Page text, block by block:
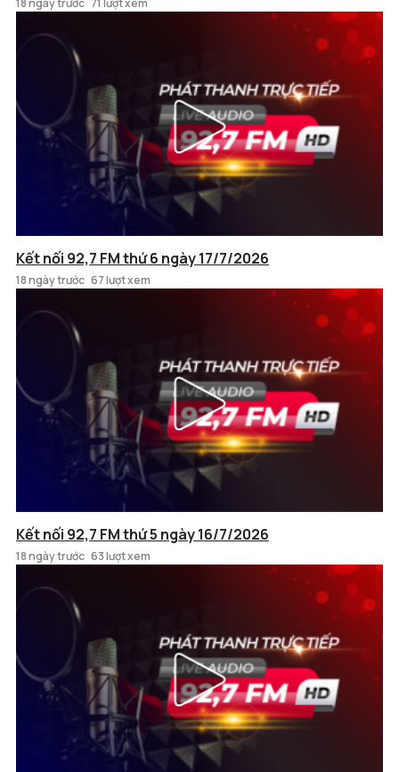
18 ngày trước 71 lượt xem
Kết nối 92,7 FM thứ 6 ngày 17/7/2026
18 ngày trước 67 lượt xem
Kết nối 92,7 FM thứ 5 ngày 16/7/2026
18 ngày trước 63 lượt xem